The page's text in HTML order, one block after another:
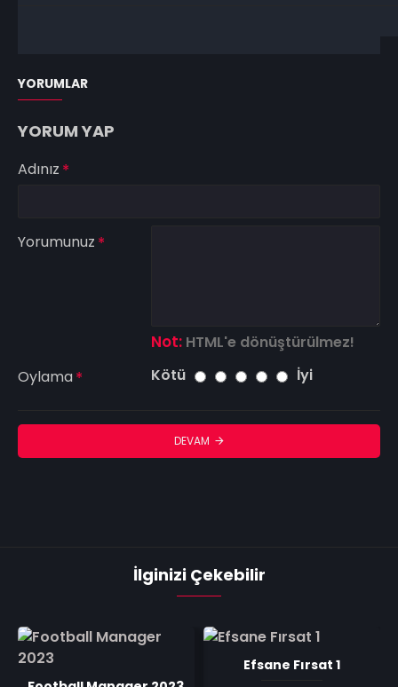
YORUMLAR
YORUM YAP
Adınız
Yorumunuz
Not: HTML'e dönüştürülmez!
Oylama
Kötü İyi
DEVAM
İlginizi Çekebilir
Efsane Fırsat 1